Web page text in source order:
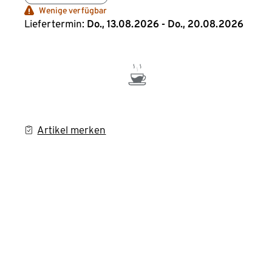
Wenige verfügbar
Liefertermin: Do., 13.08.2026 - Do., 20.08.2026
Artikel merken